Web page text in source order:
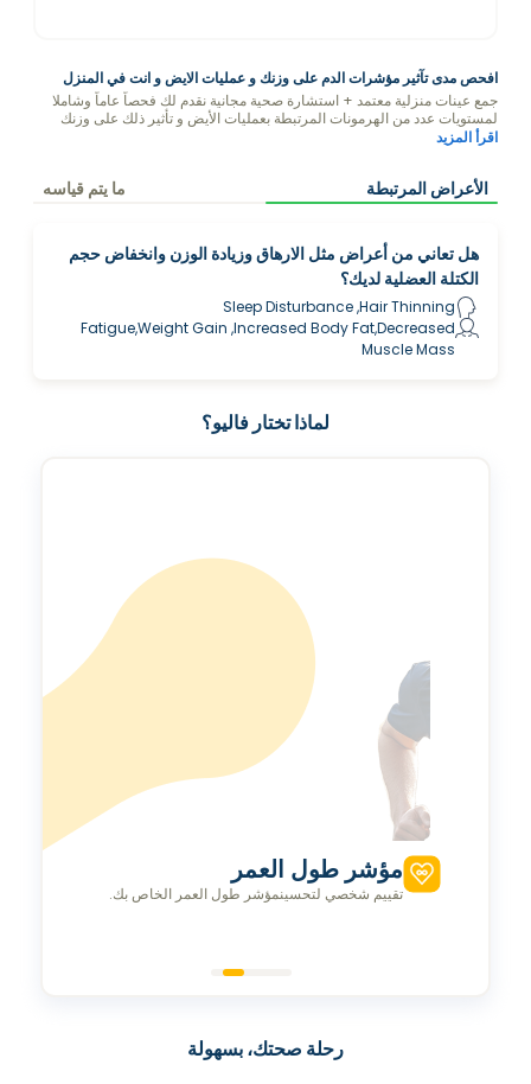
افحص مدى تآثير مؤشرات الدم على وزنك و عمليات الايض و انت في المنزل
جمع عينات منزلية معتمد + استشارة صحية مجانية نقدم لك فحصاً عاماً وشاملا
لمستويات عدد من الهرمونات المرتبطة بعمليات الأيض و تأثير ذلك على وزنك
وصحتك بمساعدة مدربي الصحة في فاليو.
اقرأ المزيد
الأعراض المرتبطة ما يتم قياسه
هل تعاني من أعراض مثل الارهاق وزيادة الوزن وانخفاض حجم
الكتلة العضلية لديك؟
Sleep Disturbance ,Hair Thinning
Fatigue,Weight Gain ,Increased Body Fat,Decreased
Muscle Mass
لماذا تختار فاليو؟
مؤشر طول العمر
تقييم شخصي لتحسينمؤشر طول العمر الخاص بك.
رحلة صحتك، بسهولة